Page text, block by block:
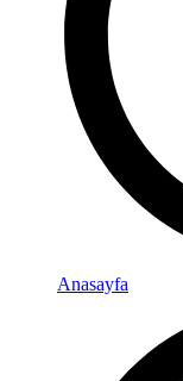
Anasayfa